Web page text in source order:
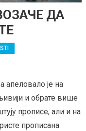
ДА
апеловало је на
и обрате више
прописе, али и на
прописана